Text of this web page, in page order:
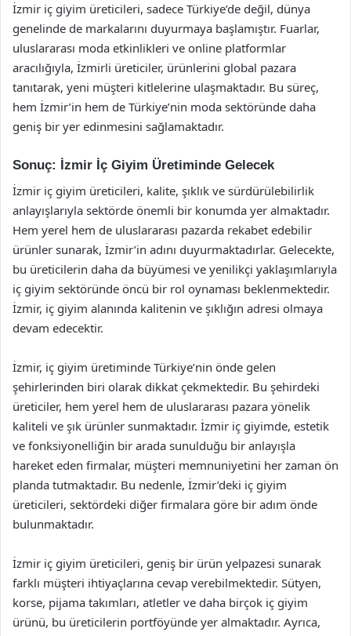
İzmir iç giyim üreticileri, sadece Türkiye’de değil, dünya
genelinde de markalarını duyurmaya başlamıştır. Fuarlar,
uluslararası moda etkinlikleri ve online platformlar
aracılığıyla, İzmirli üreticiler, ürünlerini global pazara
tanıtarak, yeni müşteri kitlelerine ulaşmaktadır. Bu süreç,
hem İzmir’in hem de Türkiye’nin moda sektöründe daha
geniş bir yer edinmesini sağlamaktadır.
Sonuç: İzmir İç Giyim Üretiminde Gelecek
İzmir iç giyim üreticileri, kalite, şıklık ve sürdürülebilirlik
anlayışlarıyla sektörde önemli bir konumda yer almaktadır.
Hem yerel hem de uluslararası pazarda rekabet edebilir
ürünler sunarak, İzmir’in adını duyurmaktadırlar. Gelecekte,
bu üreticilerin daha da büyümesi ve yenilikçi yaklaşımlarıyla
iç giyim sektöründe öncü bir rol oynaması beklenmektedir.
İzmir, iç giyim alanında kalitenin ve şıklığın adresi olmaya
devam edecektir.
İzmir, iç giyim üretiminde Türkiye’nin önde gelen
şehirlerinden biri olarak dikkat çekmektedir. Bu şehirdeki
üreticiler, hem yerel hem de uluslararası pazara yönelik
kaliteli ve şık ürünler sunmaktadır. İzmir iç giyimde, estetik
ve fonksiyonelliğin bir arada sunulduğu bir anlayışla
hareket eden firmalar, müşteri memnuniyetini her zaman ön
planda tutmaktadır. Bu nedenle, İzmir’deki iç giyim
üreticileri, sektördeki diğer firmalara göre bir adım önde
bulunmaktadır.
İzmir iç giyim üreticileri, geniş bir ürün yelpazesi sunarak
farklı müşteri ihtiyaçlarına cevap verebilmektedir. Sütyen,
korse, pijama takımları, atletler ve daha birçok iç giyim
ürünü, bu üreticilerin portföyünde yer almaktadır. Ayrıca,